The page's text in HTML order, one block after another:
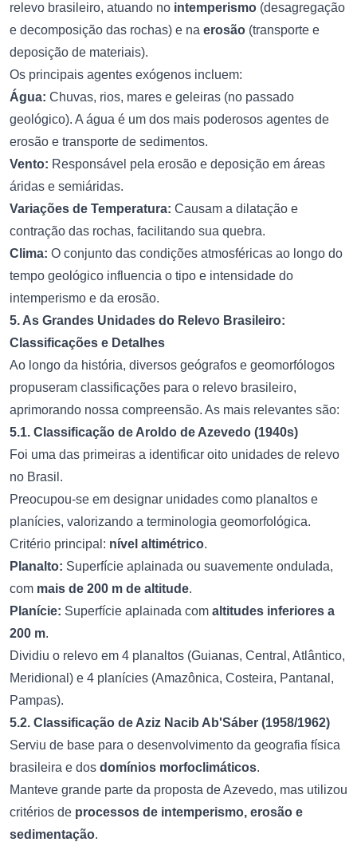
relevo brasileiro, atuando no intemperismo (desagregação
e decomposição das rochas) e na erosão (transporte e
deposição de materiais).
Os principais agentes exógenos incluem:
Água: Chuvas, rios, mares e geleiras (no passado
geológico). A água é um dos mais poderosos agentes de
erosão e transporte de sedimentos.
Vento: Responsável pela erosão e deposição em áreas
áridas e semiáridas.
Variações de Temperatura: Causam a dilatação e
contração das rochas, facilitando sua quebra.
Clima: O conjunto das condições atmosféricas ao longo do
tempo geológico influencia o tipo e intensidade do
intemperismo e da erosão.
5. As Grandes Unidades do Relevo Brasileiro:
Classificações e Detalhes
Ao longo da história, diversos geógrafos e geomorfólogos
propuseram classificações para o relevo brasileiro,
aprimorando nossa compreensão. As mais relevantes são:
5.1. Classificação de Aroldo de Azevedo (1940s)
Foi uma das primeiras a identificar oito unidades de relevo
no Brasil.
Preocupou-se em designar unidades como planaltos e
planícies, valorizando a terminologia geomorfológica.
Critério principal: nível altimétrico.
Planalto: Superfície aplainada ou suavemente ondulada,
com mais de 200 m de altitude.
Planície: Superfície aplainada com altitudes inferiores a
200 m.
Dividiu o relevo em 4 planaltos (Guianas, Central, Atlântico,
Meridional) e 4 planícies (Amazônica, Costeira, Pantanal,
Pampas).
5.2. Classificação de Aziz Nacib Ab'Sáber (1958/1962)
Serviu de base para o desenvolvimento da geografia física
brasileira e dos domínios morfoclimáticos.
Manteve grande parte da proposta de Azevedo, mas utilizou
critérios de processos de intemperismo, erosão e
sedimentação.